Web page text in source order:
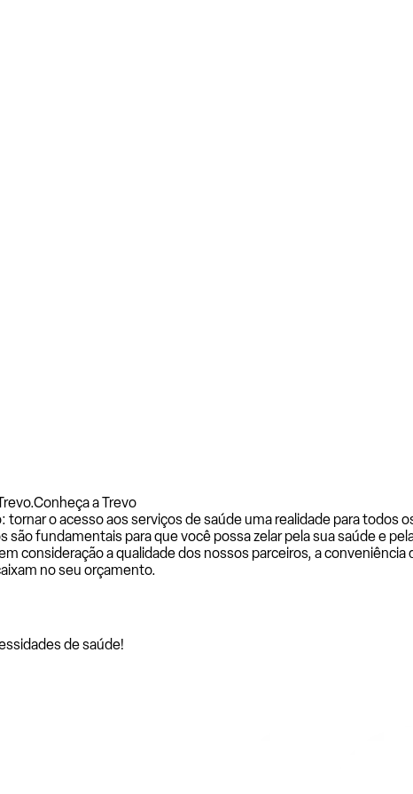
Conheça a Trevo
tornar o acesso aos serviços de saúde uma realidade para
fundamentais para que você possa zelar pela sua saúde e
consideração a qualidade dos nossos parceiros, a
no seu orçamento.
de saúde!